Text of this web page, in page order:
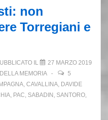
non
Torregiani e
IL
27 MARZO 2019
MEMORIA
5
, CAVALLINA, DAVIDE
, PAC, SABADIN , SANTORO,